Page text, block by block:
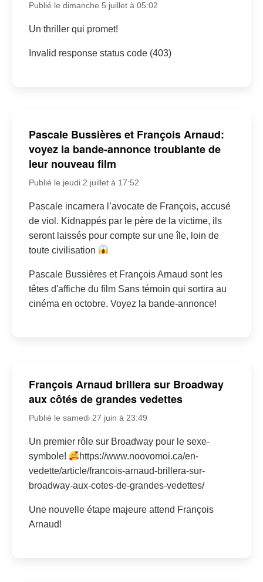
Publié le dimanche 5 juillet à 05:02
Un thriller qui promet!
Invalid response status code (403)
Pascale Bussières et François Arnaud:
voyez la bande-annonce troublante de
leur nouveau film
Publié le jeudi 2 juillet à 17:52
Pascale incarnera l’avocate de François, accusé
de viol. Kidnappés par le père de la victime, ils
seront laissés pour compte sur une île, loin de
toute civilisation
Pascale Bussières et François Arnaud sont les
têtes d'affiche du film Sans témoin qui sortira au
cinéma en octobre. Voyez la bande-annonce!
François Arnaud brillera sur Broadway
aux côtés de grandes vedettes
Publié le samedi 27 juin à 23:49
Un premier rôle sur Broadway pour le sexe-
symbole!
https://www.noovomoi.ca/en-
vedette/article/francois-arnaud-brillera-sur-
broadway-aux-cotes-de-grandes-vedettes/
Une nouvelle étape majeure attend François
Arnaud!